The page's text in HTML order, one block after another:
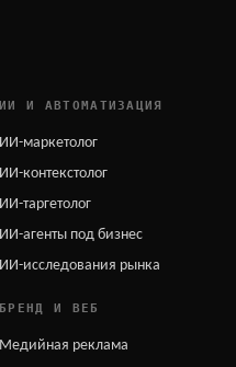
ИИ И АВТОМАТИЗАЦИЯ
ИИ-маркетолог
ИИ-контекстолог
ИИ-таргетолог
ИИ-агенты под бизнес
ИИ-исследования рынка
БРЕНД И ВЕБ
Медийная реклама